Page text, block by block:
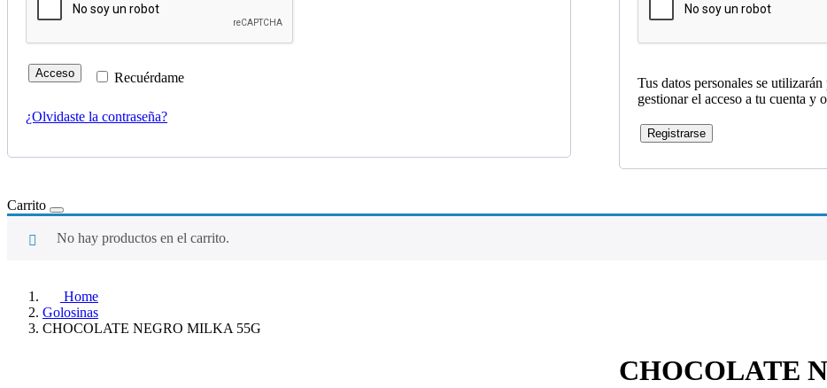
Recuérdame
Acceso
¿Olvidaste la contraseña?
Tus datos personales se
gestionar el acceso a tu cuenta y
Registrarse
Carrito
No hay productos en el carrito.
Home
Golosinas
CHOCOLATE NEGRO MILKA 55G
CHOCOLATE